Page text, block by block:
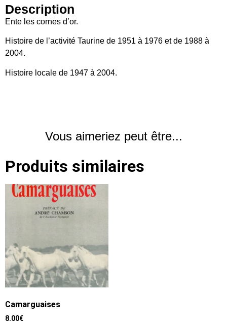
Description
Ente les cornes d’or.
Histoire de l’activité Taurine de 1951 à 1976 et de 1988 à
2004.
Histoire locale de 1947 à 2004.
Vous aimeriez peut être...
Produits similaires
Camarguaises
8.00€